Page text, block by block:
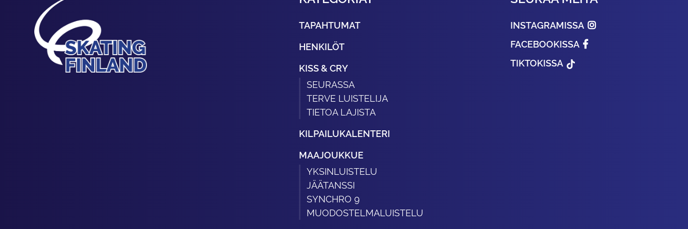
TAPAHTUMAT
HENKILÖT
KISS & CRY
SEURASSA
TERVE LUISTELIJA
TIETOA LAJISTA
KILPAILUKALENTERI
MAAJOUKKUE
YKSINLUISTELU
JÄÄTANSSI
SYNCHRO 9
MUODOSTELMALUISTELU
INSTAGRAMISSA
FACEBOOKISSA
TIKTOKISSA